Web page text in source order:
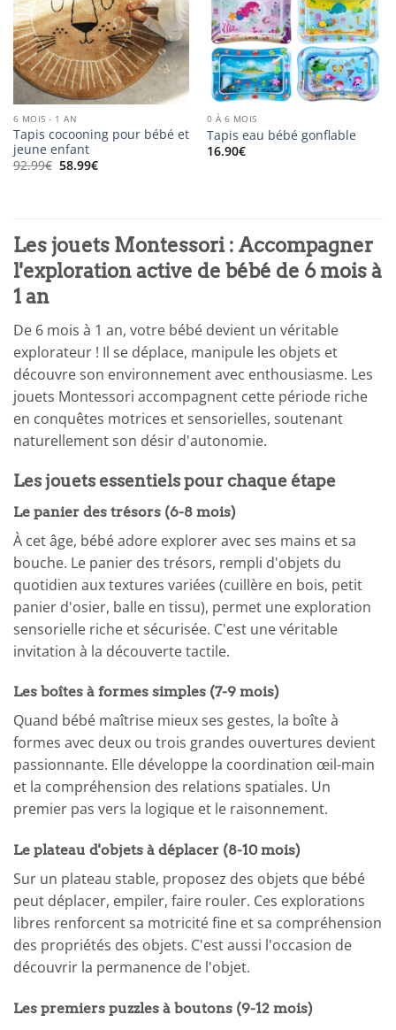
6 MOIS - 1 AN
Tapis cocooning pour bébé et
jeune enfant
92.99€ Le
58.99€Le
0 À 6 MOIS
Tapis eau bébé gonflable
16.90€
Les jouets Montessori : Accompagner
l'exploration active de bébé de 6 mois à
1 an
De 6 mois à 1 an, votre bébé devient un véritable
explorateur ! Il se déplace, manipule les objets et
découvre son environnement avec enthousiasme. Les
jouets Montessori accompagnent cette période riche
en conquêtes motrices et sensorielles, soutenant
naturellement son désir d'autonomie.
Les jouets essentiels pour chaque étape
Le panier des trésors (6-8 mois)
À cet âge, bébé adore explorer avec ses mains et sa
bouche. Le panier des trésors, rempli d'objets du
quotidien aux textures variées (cuillère en bois, petit
panier d'osier, balle en tissu), permet une exploration
sensorielle riche et sécurisée. C'est une véritable
invitation à la découverte tactile.
Les boîtes à formes simples (7-9 mois)
Quand bébé maîtrise mieux ses gestes, la boîte à
formes avec deux ou trois grandes ouvertures devient
passionnante. Elle développe la coordination œil-main
et la compréhension des relations spatiales. Un
premier pas vers la logique et le raisonnement.
Le plateau d'objets à déplacer (8-10 mois)
Sur un plateau stable, proposez des objets que bébé
peut déplacer, empiler, faire rouler. Ces explorations
libres renforcent sa motricité fine et sa compréhension
des propriétés des objets. C'est aussi l'occasion de
découvrir la permanence de l'objet.
Les premiers puzzles à boutons (9-12 mois)